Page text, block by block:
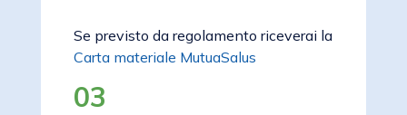
Se previsto da regolamento riceverai la
Carta materiale MutuaSalus
03